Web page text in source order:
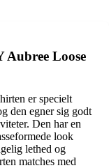
Loose
er specielt
den egner sig godt
Den har en
look
lethed og
matches med